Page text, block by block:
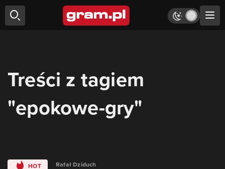
Treści z tagiem
"epokowe-gry"
HOT Rafał Dziduch